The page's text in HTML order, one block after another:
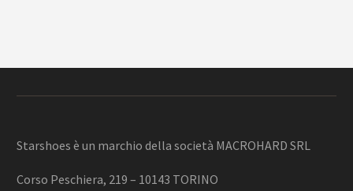
Starshoes è un marchio della società MACROHARD SRL
Corso Peschiera, 219 – 10143 TORINO